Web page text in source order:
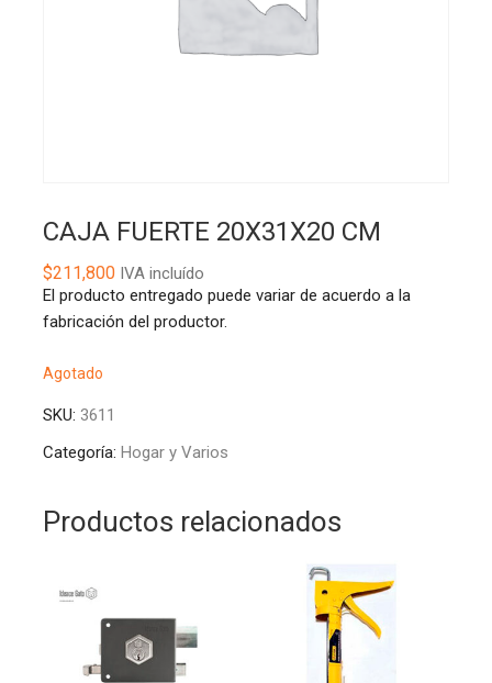
CAJA FUERTE 20X31X20 CM
$211,800IVA incluído
El producto entregado puede variar de acuerdo a la
fabricación del productor.
Agotado
SKU: 3611
Categoría: Hogar y Varios
Productos relacionados